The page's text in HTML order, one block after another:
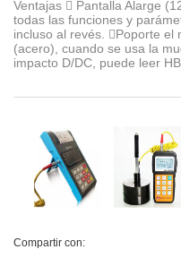
Ventajas  Pantalla Alarge
todas las funciones y
incluso al revés. Poporte el
(acero), cuando se usa la
impacto D/DC, puede leer
Compartir con: